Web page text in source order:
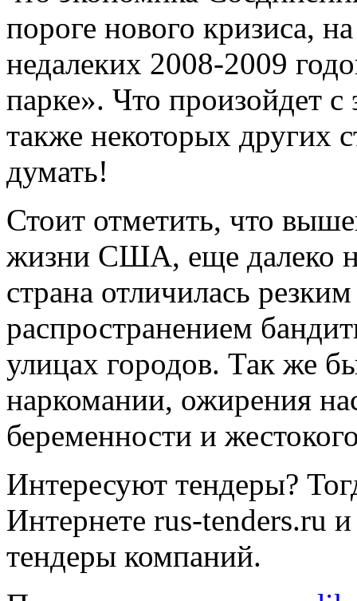
пороге нового кризиса,
недалеких 2008-2009
парке». Что произойдет
также некоторых других
думать!
Стоит отметить, что
жизни США, еще далеко
страна отличилась
распространением
улицах городов. Так же
наркомании, ожирения
беременности и
Интересуют тендеры?
Интернете rus-tenders.ru
тендеры компаний.